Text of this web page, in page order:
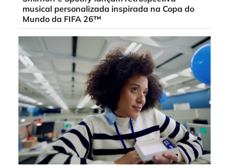
musical personalizada inspirada na Copa do
Mundo da FIFA 26™